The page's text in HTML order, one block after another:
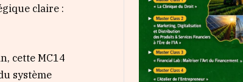
claire :
cette MC14
système